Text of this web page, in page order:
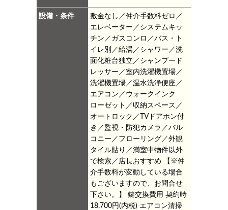
設備・条件
敷金なし／仲介手数料ゼロ／
エレベーター／システムキッ
チン／ガスコンロ／バス・ト
イレ別／給湯／シャワー／洗
面化粧台独立／シャンプード
レッサー／室内洗濯機置場／
洗濯機置場／温水洗浄便座／
エアコン／ウォークインク
ローゼット／収納スペース／
オートロック／TVドアホン付
き／監視・防犯カメラ／バル
コニー／フローリング／外観
タイル貼り／満室中物件以外
で検索／店長おすすめ
【※仲
介手数料が変動している場合
もございますので、お問合せ
下さい。】
鍵交換費用 契約時
18,700円(内税) エアコン清掃